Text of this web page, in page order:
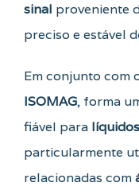
sinal proveniente
preciso e estável
Em conjunto com
ISOMAG, forma
fiável para
particularmente
relacionadas com